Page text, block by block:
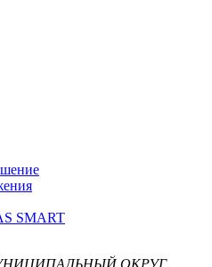
SMART
ОКРУГ